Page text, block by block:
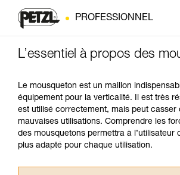
PROFESSIONNEL
L’essentiel à propos des
Le mousqueton est un maillon
équipement pour la verticalité. Il est très
est utilisé correctement, mais peut casser
mauvaises utilisations. Comprendre les
des mousquetons permettra à l’utilisateur
plus adapté pour chaque utilisation.